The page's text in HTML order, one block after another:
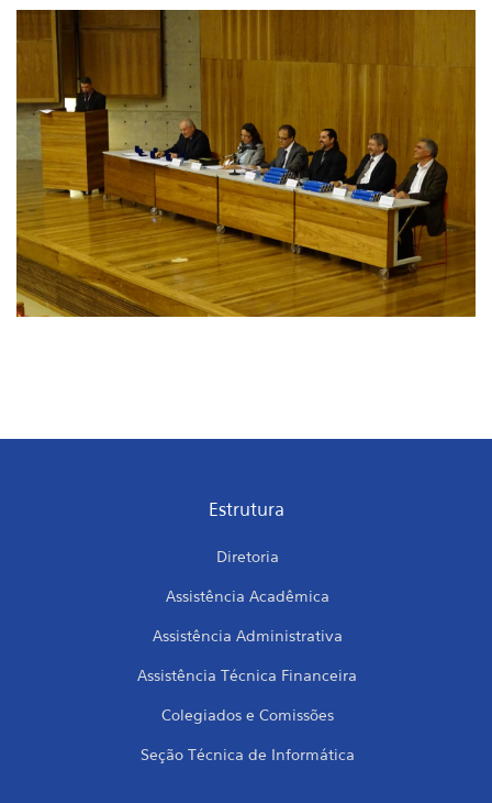
Estrutura
Diretoria
Assistência Acadêmica
Assistência Administrativa
Assistência Técnica Financeira
Colegiados e Comissões
Seção Técnica de Informática